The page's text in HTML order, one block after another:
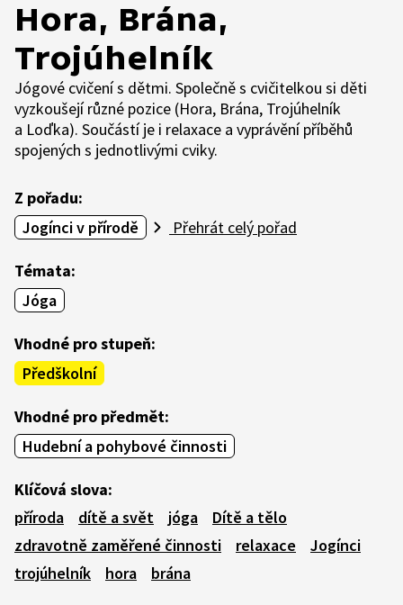
Hora, Brána,
Trojúhelník
Jógové cvičení s dětmi. Společně s cvičitelkou si děti
vyzkoušejí různé pozice (Hora, Brána, Trojúhelník
a Loďka). Součástí je i relaxace a vyprávění příběhů
spojených s jednotlivými cviky.
Z pořadu:
Jogínci v přírodě
Přehrát celý pořad
Témata:
Jóga
Vhodné pro stupeň:
Předškolní
Vhodné pro předmět:
Hudební a pohybové činnosti
Klíčová slova:
příroda
dítě a svět jóga
Dítě a tělo
zdravotně zaměřené činnosti
relaxace
Jogínci
trojúhelník
hora brána